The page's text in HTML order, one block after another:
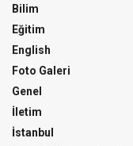
Bilim
Eğitim
English
Foto Galeri
Genel
İletim
İstanbul